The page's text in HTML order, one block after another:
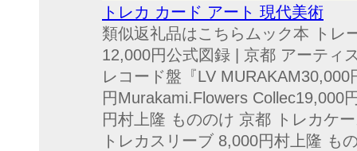
トレカ カード アート 現代美術
類似返礼品はこちらムック本 トレ
12,000円公式図録 | 京都 アーティ
レコード盤『LV
円Murakami.Flowers Collec19,000
円村上隆 もののけ 京都 トレカケ
トレカスリーブ 8,000円村上隆 も